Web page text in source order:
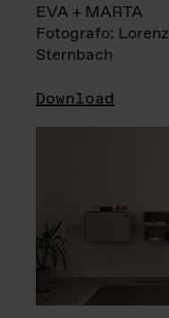
EVA + MARTA
Fotografo: Lorenz
Sternbach
Download